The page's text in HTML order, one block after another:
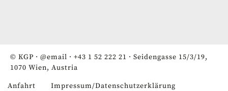
© KGP · @email · +43 1 52 222 21 · Seidengasse 15/3/19,
1070 Wien, Austria
Anfahrt Impressum/Datenschutzerklärung